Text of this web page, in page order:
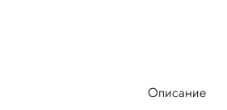
Описание